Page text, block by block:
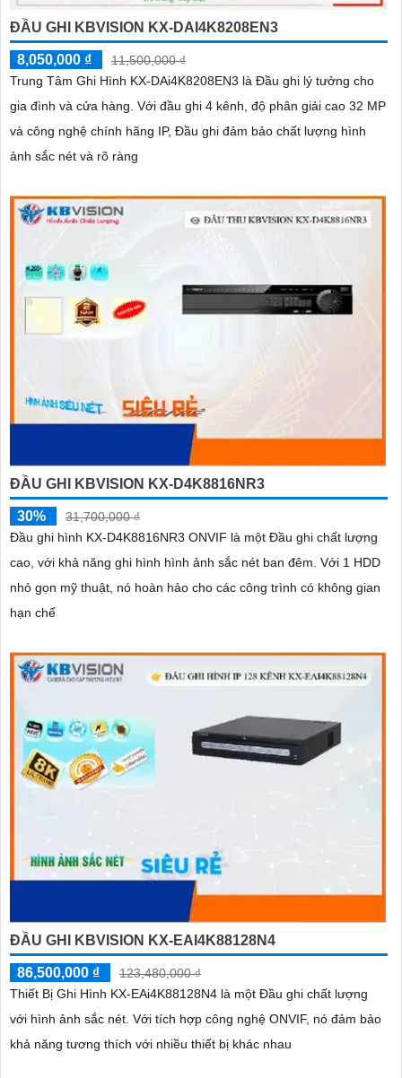
ĐẦU GHI KBVISION KX-DAI4K8208EN3
8,050,000 ₫
11,500,000 ₫
Trung Tâm Ghi Hình KX-DAi4K8208EN3 là Đầu ghi lý tưởng cho
gia đình và cửa hàng. Với đầu ghi 4 kênh, độ phân giải cao 32 MP
và công nghệ chính hãng IP, Đầu ghi đảm bảo chất lượng hình
ảnh sắc nét và rõ ràng
ĐẦU GHI KBVISION KX-D4K8816NR3
30%
31,700,000 ₫
Đầu ghi hình KX-D4K8816NR3 ONVIF là một Đầu ghi chất lượng
cao, với khả năng ghi hình hình ảnh sắc nét ban đêm. Với 1 HDD
nhỏ gọn mỹ thuật, nó hoàn hảo cho các công trình có không gian
hạn chế
ĐẦU GHI KBVISION KX-EAI4K88128N4
86,500,000 ₫
123,480,000 ₫
Thiết Bị Ghi Hình KX-EAi4K88128N4 là một Đầu ghi chất lượng
với hình ảnh sắc nét. Với tích hợp công nghệ ONVIF, nó đảm bảo
khả năng tương thích với nhiều thiết bị khác nhau